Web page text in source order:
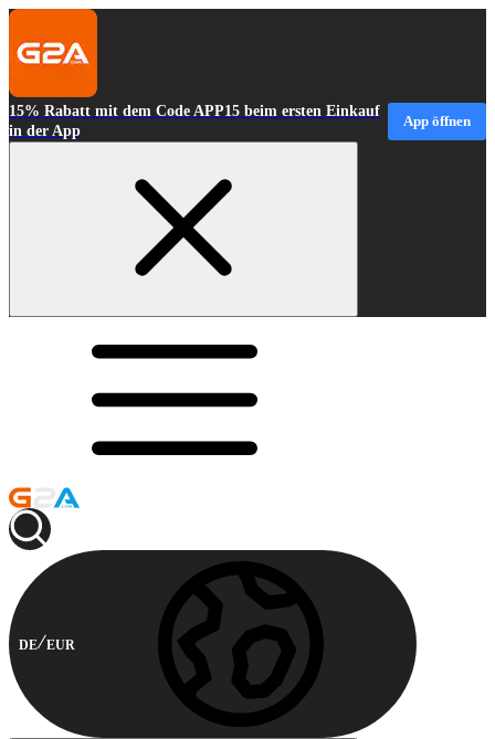
15% Rabatt mit dem Code APP15 beim ersten Einkauf
in der App
App öffnen
DE EUR